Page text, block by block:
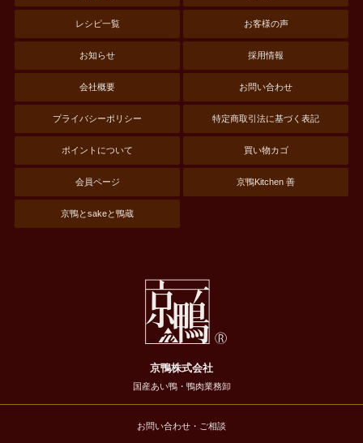
レシピ一覧 お客様の声
お知らせ 採用情報
会社概要 お問い合わせ
プライバシーポリシー 特定商取引法に基づく表記
ポイントについて 買い物カゴ
会員ページ 京鴨Kitchen 善
京鴨とsakeと鴨蔵
京鴨株式会社
国産あい鴨・鴨肉業務卸
お問い合わせ・ご相談